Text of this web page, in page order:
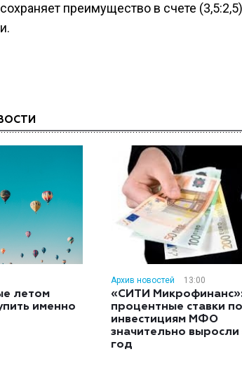
преимущество в счете
летом
именно
Архив новостей 13:00
«СИТИ
процентные ставки по
инвестициям МФО
значительно выросли
год